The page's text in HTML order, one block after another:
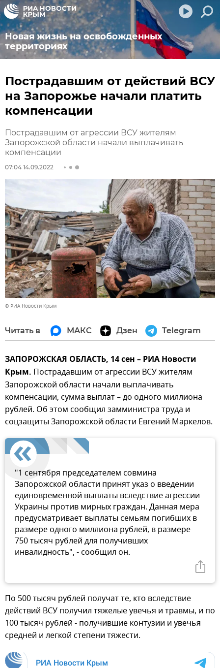
Новая жизнь на освобожденных
территориях
Пострадавшим от действий ВСУ
на Запорожье начали платить
компенсации
Пострадавшим от агрессии ВСУ жителям
Запорожской области начали выплачивать
компенсации
07:04 14.09.2022
© РИА Новости Крым
Читать в МАКС Дзен Telegram
ЗАПОРОЖСКАЯ ОБЛАСТЬ, 14 сен – РИА Новости
Крым. Пострадавшим от агрессии ВСУ жителям
Запорожской области начали выплачивать
компенсации, сумма выплат – до одного миллиона
рублей. Об этом сообщил замминистра труда и
соцзащиты Запорожской области Евгений Маркелов.
"1 сентября председателем совмина
Запорожской области принят указ о введении
единовременной выплаты вследствие агрессии
Украины против мирных граждан. Данная мера
предусматривает выплаты семьям погибших в
размере одного миллиона рублей, в размере
750 тысяч рублей для получивших
инвалидность", - сообщил он.
По 500 тысяч рублей получат те, кто вследствие
действий ВСУ получил тяжелые увечья и травмы, и по
100 тысяч рублей - получившие контузии и увечья
средней и легкой степени тяжести.